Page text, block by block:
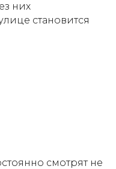
них
становится
смотрят не